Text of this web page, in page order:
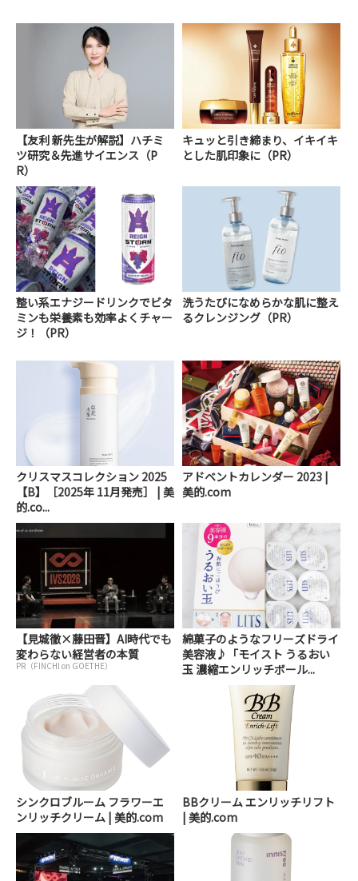
【友利 新先生が解説】ハチミ
ツ研究＆先進サイエンス（P
R）
キュッと引き締まり、イキイキ
とした肌印象に（PR）
整い系エナジードリンクでビタ
ミンも栄養素も効率よくチャー
ジ！（PR）
洗うたびになめらかな肌に整え
るクレンジング（PR）
クリスマスコレクション 2025
【B】［2025年 11月発売］ | 美
的.co...
アドベントカレンダー 2023 |
美的.com
【見城徹×藤田晋】AI時代でも
変わらない経営者の本質
PR（FINCHI on GOETHE）
綿菓子のようなフリーズドライ
美容液♪「モイスト うるおい
玉 濃縮エンリッチボール...
シンクロブルーム フラワーエ
ンリッチクリーム | 美的.com
BBクリーム エンリッチリフト
| 美的.com